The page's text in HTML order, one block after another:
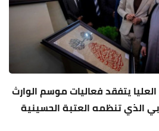
يتفقد فعاليات موسم الوارث
الذي تنظمه العتبة الحسينية